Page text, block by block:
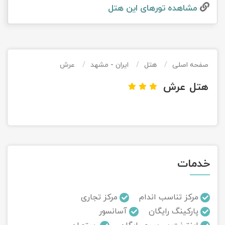
مشاهده تور‌های این هتل
صفحه اصلی هتل ایران - مشهد عرش
هتل عرش
خدمات
مرکز تناسب اندام
مرکز تجاری
پارکینگ رایگان
آسانسور
تور کویر کاراکال
تور کویر مصر
تور ماسوله
تور مرداب سراوان
تور گلستان
تور کیش از ساری
اقساطی
تور کیش از بندرعباس
اقساطی
تور قزاقستان اقساطی
تور زیارتی اقساطی